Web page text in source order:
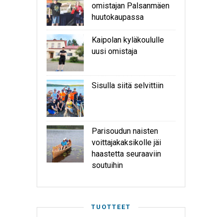
omistajan Palsanmäen
huutokaupassa
Kaipolan kyläkoululle
uusi omistaja
Sisulla siitä selvittiin
Parisoudun naisten
voittajakaksikolle jäi
haastetta seuraaviin
soutuihin
TUOTTEET